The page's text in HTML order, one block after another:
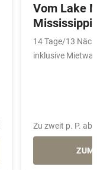
Vom Lake
Mississippi
14 Tage/13
inklusive
Zu zweit p. P. ab
ZUM